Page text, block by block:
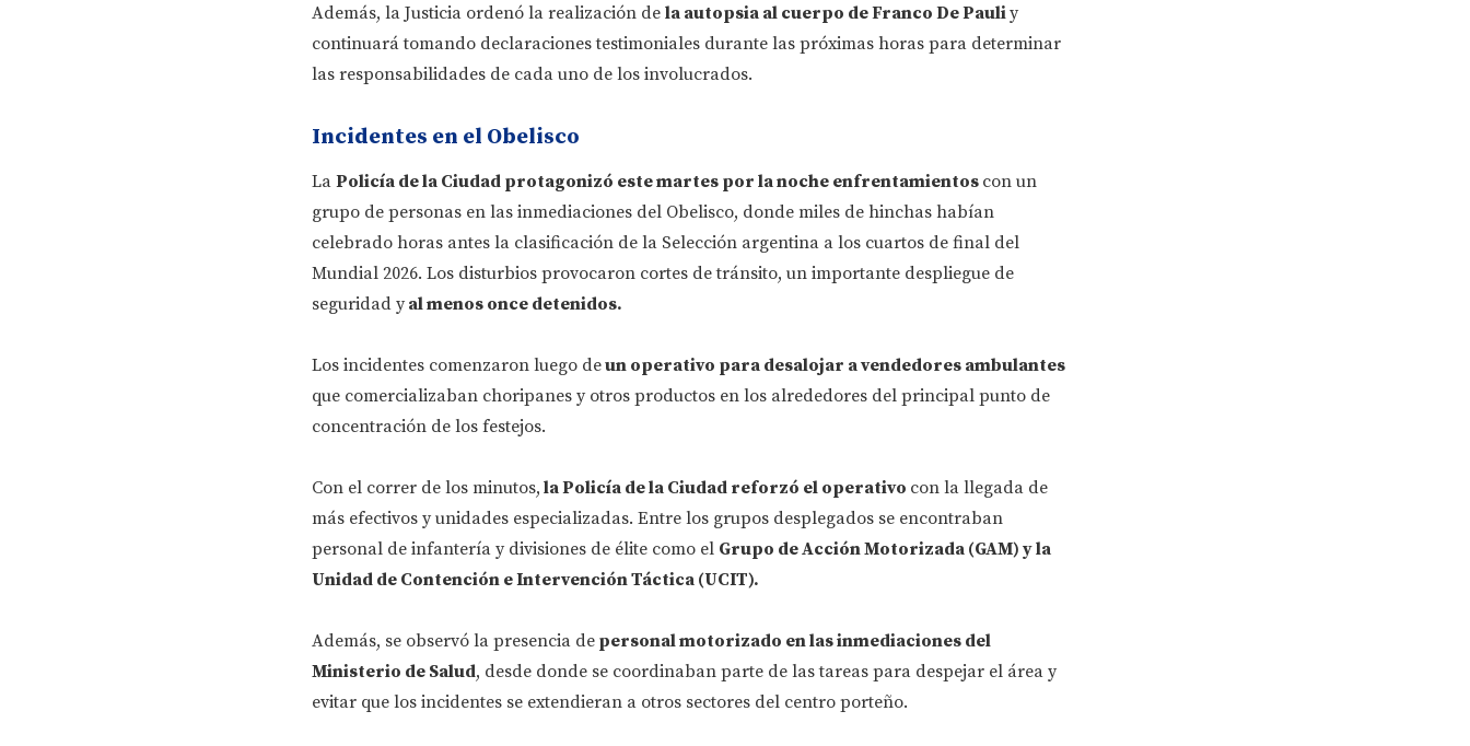
Además, la Justicia ordenó la realización de la autopsia al cuerpo de Franco De Pauliy
continuará tomando declaraciones testimoniales durante las próximas horas para determinar
las responsabilidades de cada uno de los involucrados.
Incidentes en el Obelisco
La Policía de la Ciudad protagonizó este martes por la noche enfrentamientos con un
grupo de personas en las inmediaciones del Obelisco, donde miles de hinchas habían
celebrado horas antes la clasificación de la Selección argentina a los cuartos de final del
Mundial 2026. Los disturbios provocaron cortes de tránsito, un importante despliegue de
seguridad yal menos once detenidos.
Los incidentes comenzaron luego deun operativo para desalojar a vendedores ambulantes
que comercializaban choripanes y otros productos en los alrededores del principal punto de
concentración de los festejos.
Con el correr de los minutos, la Policía de la Ciudad reforzó el operativo con la llegada de
más efectivos y unidades especializadas. Entre los grupos desplegados se encontraban
personal de infantería y divisiones de élite como el Grupo de Acción Motorizada (GAM) y la
Unidad de Contención e Intervención Táctica (UCIT).
Además, se observó la presencia depersonal motorizado en las inmediaciones del
Ministerio de Salud, desde donde se coordinaban parte de las tareas para despejar el área y
evitar que los incidentes se extendieran a otros sectores del centro porteño.